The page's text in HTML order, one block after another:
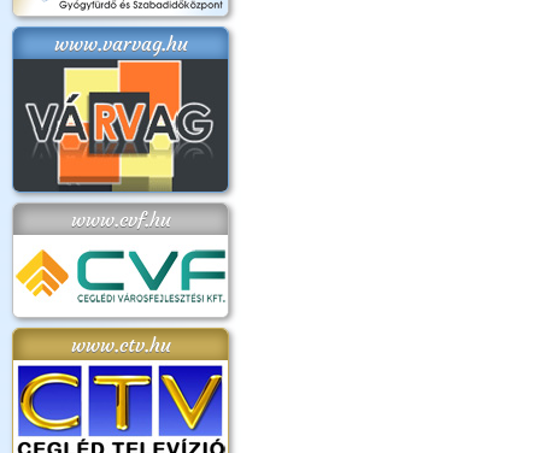
www.varvag.hu
www.cvf.hu
www.ctv.hu